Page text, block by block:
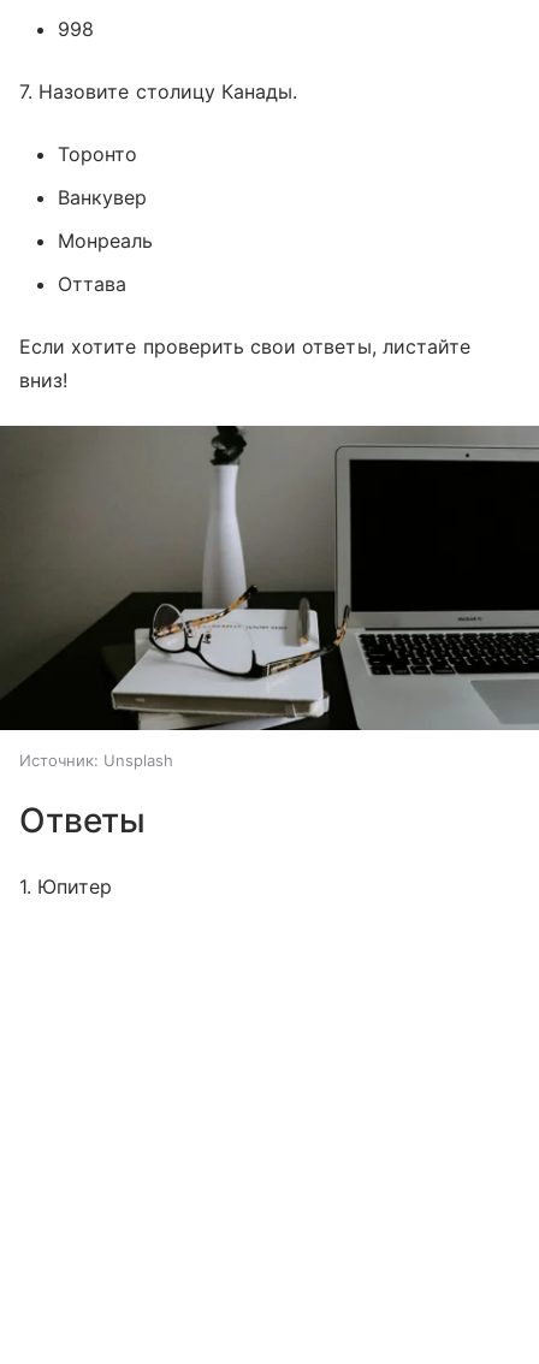
998
7. Назовите столицу Канады.
Торонто
Ванкувер
Монреаль
Оттава
Если хотите проверить свои ответы, листайте
вниз!
Источник: Unsplash
Ответы
1. Юпитер